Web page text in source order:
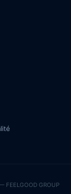
FEELGOOD GROUP